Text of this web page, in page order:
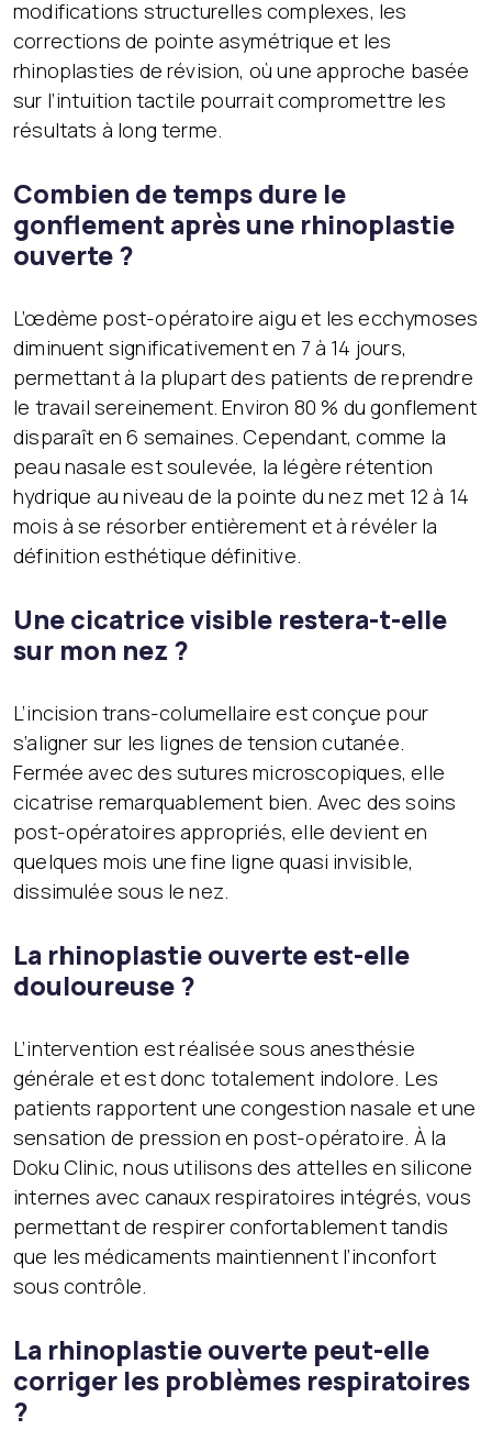
modifications structurelles complexes, les
corrections de pointe asymétrique et les
rhinoplasties de révision, où une approche basée
sur l’intuition tactile pourrait compromettre les
résultats à long terme.
Combien de temps dure le
gonflement après une rhinoplastie
ouverte ?
L’œdème post-opératoire aigu et les ecchymoses
diminuent significativement en 7 à 14 jours,
permettant à la plupart des patients de reprendre
le travail sereinement. Environ 80 % du gonflement
disparaît en 6 semaines. Cependant, comme la
peau nasale est soulevée, la légère rétention
hydrique au niveau de la pointe du nez met 12 à 14
mois à se résorber entièrement et à révéler la
définition esthétique définitive.
Une cicatrice visible restera-t-elle
sur mon nez ?
L’incision trans-columellaire est conçue pour
s’aligner sur les lignes de tension cutanée.
Fermée avec des sutures microscopiques, elle
cicatrise remarquablement bien. Avec des soins
post-opératoires appropriés, elle devient en
quelques mois une fine ligne quasi invisible,
dissimulée sous le nez.
La rhinoplastie ouverte est-elle
douloureuse ?
L’intervention est réalisée sous anesthésie
générale et est donc totalement indolore. Les
patients rapportent une congestion nasale et une
sensation de pression en post-opératoire. À la
Doku Clinic, nous utilisons des attelles en silicone
internes avec canaux respiratoires intégrés, vous
permettant de respirer confortablement tandis
que les médicaments maintiennent l’inconfort
sous contrôle.
La rhinoplastie ouverte peut-elle
corriger les problèmes respiratoires
?